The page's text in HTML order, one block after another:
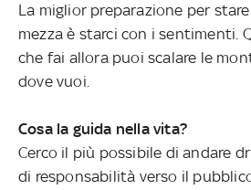
La miglior preparazione per
mezza è starci con i sentimenti.
che fai allora puoi scalare le
dove vuoi.
Cosa la guida nella vita?
Cerco il più possibile di andare
di responsabilità verso il